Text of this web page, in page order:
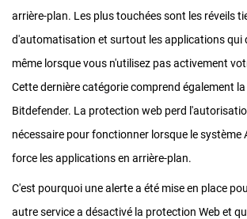
arrière-plan. Les plus touchées sont les réveils
d'automatisation et surtout les applications qui
même lorsque vous n'utilisez pas activement
Cette dernière catégorie comprend également
Bitdefender. La protection web perd
nécessaire pour fonctionner lorsque le système
force les applications en arrière-plan.
C'est pourquoi une alerte a été mise en place
autre service a désactivé la protection Web et